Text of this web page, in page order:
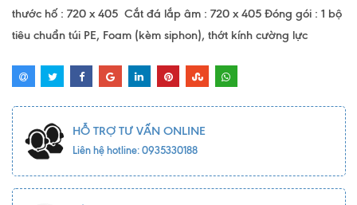
thước hố : 720 x 405 Cắt đá lắp âm : 720 x 405 Đóng gói : 1 bộ
tiêu chuẩn túi PE, Foam (kèm siphon), thớt kính cường lực
HỖ TRỢ TƯ VẤN ONLINE
Liên hệ hotline: 0935330188